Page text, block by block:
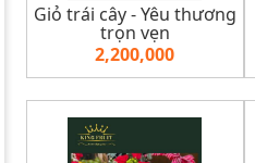
Giỏ trái cây - Yêu thương
trọn vẹn
2,200,000